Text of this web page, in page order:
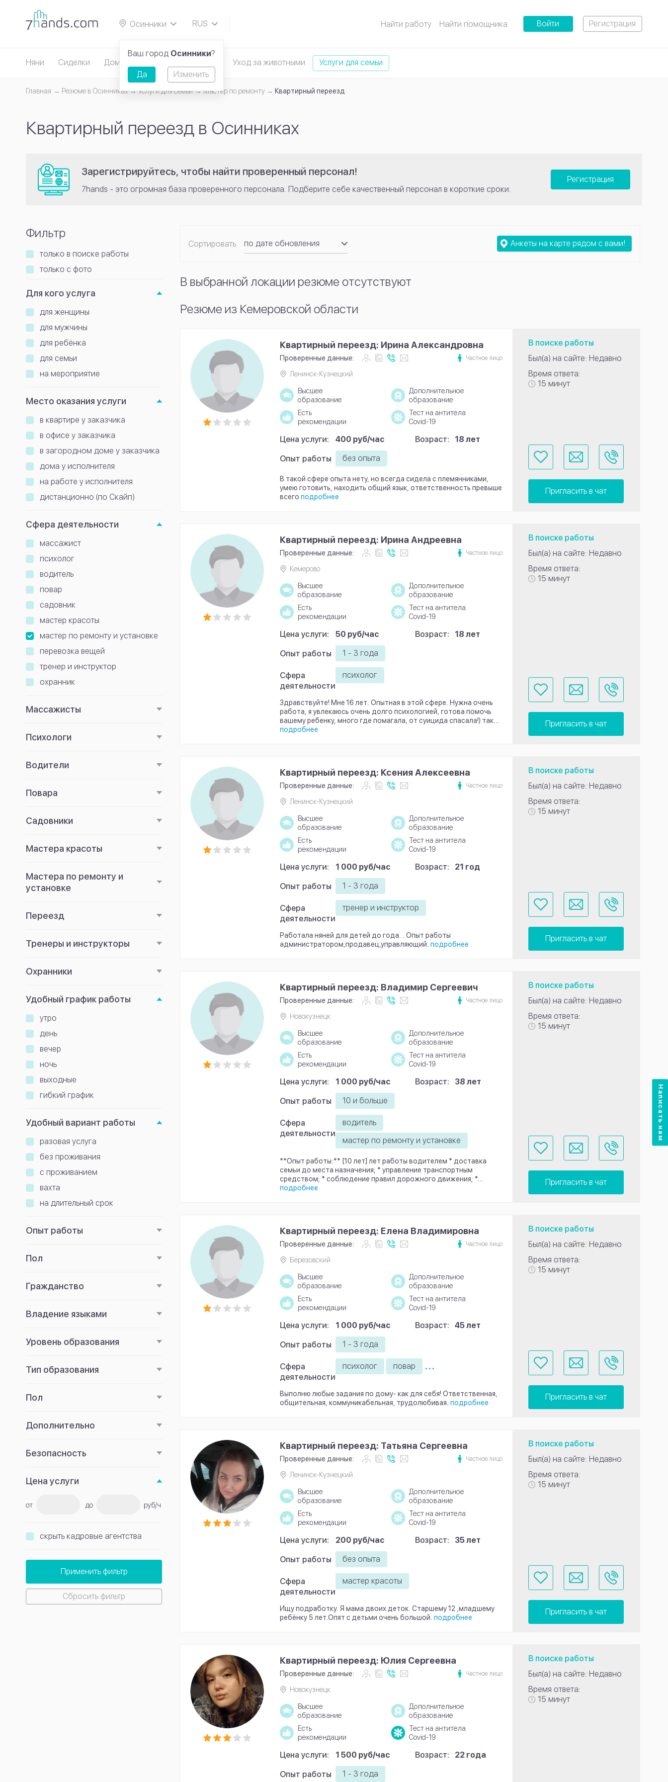
Осинники
RUS
Найти работу Найти помощника Войти Регистрация
Няни Сиделки Домработницы Уход за животными Услуги для семьи
Главная Резюме в Осинниках Услуги для семьи Мастер по ремонту Квартирный переезд
Квартирный переезд в Осинниках
Зарегистрируйтесь, чтобы найти проверенный персонал!
7hands - это огромная база проверенного персонала. Подберите себе качественный персонал в короткие сроки.
Регистрация
Фильтр
только в поиске работы
только с фото
Для кого услуга
для женщины
для мужчины
для ребёнка
для семьи
на мероприятие
Место оказания услуги
в квартире у заказчика
в офисе у заказчика
в загородном доме у заказчика
дома у исполнителя
на работе у исполнителя
дистанционно (по Скайп)
Сфера деятельности
массажист
психолог
водитель
повар
садовник
мастер красоты
мастер по ремонту и установке
перевозка вещей
тренер и инструктор
охранник
Массажисты
Психологи
Водители
Повара
Садовники
Мастера красоты
Мастера по ремонту и
установке
Переезд
Тренеры и инструкторы
Охранники
Удобный график работы
утро
день
вечер
ночь
выходные
гибкий график
Удобный вариант работы
разовая услуга
без проживания
с проживанием
вахта
на длительный срок
Опыт работы
Пол
Гражданство
Владение языками
Уровень образования
Тип образования
Пол
Дополнительно
Безопасность
Цена услуги
от до руб/ч
скрыть кадровые агентства
Применить фильтр
Сбросить фильтр
Сортировать
по дате обновления
по рейтингу
Анкеты на карте рядом с вами!
В выбранной локации резюме отсутствуют
Резюме из Кемеровской области
Квартирный переезд: Ирина Александровна
Проверенные данные: Частное лицо
Ленинск-Кузнецкий
Высшее
образование
Дополнительное
образование
Есть
рекомендации
Тест на антитела
Covid-19
Цена услуги: 400 руб/час Возраст: 18 лет
Опыт работы без опыта
В такой сфере опыта нету, но всегда сидела с племянниками,
умею готовить, находить общий язык, ответственность превыше
всего подробнее
В поиске работы
Был(а) на сайте: Недавно
Время ответа:
15 минут
Пригласить в чат
Квартирный переезд: Ирина Андреевна
Проверенные данные: Частное лицо
Кемерово
Высшее
образование
Дополнительное
образование
Есть
рекомендации
Тест на антитела
Covid-19
Цена услуги: 50 руб/час Возраст: 18 лет
Опыт работы 1 - 3 года
Сфера
деятельности
психолог
Здравствуйте! Мне 16 лет. Опытная в этой сфере. Нужна очень
работа, я увлекаюсь очень долго психологией, готова помочь
вашему ребенку, много где помагала, от суицида спасала!) так...
подробнее
В поиске работы
Был(а) на сайте: Недавно
Время ответа:
15 минут
Пригласить в чат
Квартирный переезд: Ксения Алексеевна
Проверенные данные: Частное лицо
Ленинск-Кузнецкий
Высшее
образование
Дополнительное
образование
Есть
рекомендации
Тест на антитела
Covid-19
Цена услуги: 1 000 руб/час Возраст: 21 год
Опыт работы 1 - 3 года
Сфера
деятельности
тренер и инструктор
Работала няней для детей до года. . Опыт работы
администратором,продавец,управляющий. подробнее
В поиске работы
Был(а) на сайте: Недавно
Время ответа:
15 минут
Пригласить в чат
Квартирный переезд: Владимир Сергеевич
Проверенные данные: Частное лицо
Новокузнецк
Высшее
образование
Дополнительное
образование
Есть
рекомендации
Тест на антитела
Covid-19
Цена услуги: 1 000 руб/час Возраст: 38 лет
Опыт работы 10 и больше
Сфера
деятельности
водитель
мастер по ремонту и установке
**Опыт работы:** [10 лет] лет работы водителем * доставка
семьи до места назначения; * управление транспортным
средством; * соблюдение правил дорожного движения; *...
подробнее
В поиске работы
Был(а) на сайте: Недавно
Время ответа:
15 минут
Пригласить в чат
Квартирный переезд: Елена Владимировна
Проверенные данные: Частное лицо
Берёзовский
Высшее
образование
Дополнительное
образование
Есть
рекомендации
Тест на антитела
Covid-19
Цена услуги: 1 000 руб/час Возраст: 45 лет
Опыт работы 1 - 3 года
Сфера
деятельности
психолог повар ...
Выполню любые задания по дому- как для себя! Ответственная,
общительная, коммуникабельная, трудолюбивая. подробнее
В поиске работы
Был(а) на сайте: Недавно
Время ответа:
15 минут
Пригласить в чат
Квартирный переезд: Татьяна Сергеевна
Проверенные данные: Частное лицо
Ленинск-Кузнецкий
Высшее
образование
Дополнительное
образование
Есть
рекомендации
Тест на антитела
Covid-19
Цена услуги: 200 руб/час Возраст: 35 лет
Опыт работы без опыта
Сфера
деятельности
мастер красоты
Ищу подработку. Я мама двоих деток. Старшему 12 ,младшему
ребёнку 5 лет.Опят с детьми очень большой. подробнее
В поиске работы
Был(а) на сайте: Недавно
Время ответа:
15 минут
Пригласить в чат
Квартирный переезд: Юлия Сергеевна
Проверенные данные: Частное лицо
Новокузнецк
Высшее
образование
Дополнительное
образование
Есть
рекомендации
Тест на антитела
Covid-19
Цена услуги: 1 500 руб/час Возраст: 22 года
Опыт работы 1 - 3 года
В поиске работы
Был(а) на сайте: Недавно
Время ответа:
15 минут
Написать нам
Ваш город Осинники?
Да Изменить